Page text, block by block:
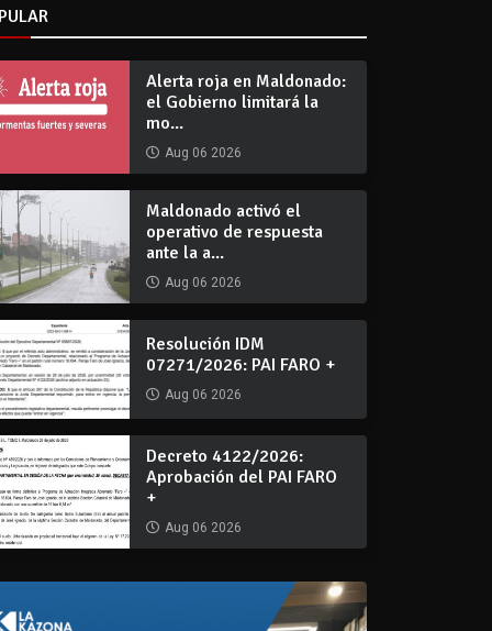
Alerta roja en Maldonado:
el Gobierno limitará la
mo...
Aug 06 2026
Maldonado activó el
operativo de respuesta
ante la a...
Aug 06 2026
Resolución IDM
07271/2026: PAI FARO +
Aug 06 2026
Decreto 4122/2026:
Aprobación del PAI FARO
+
Aug 06 2026